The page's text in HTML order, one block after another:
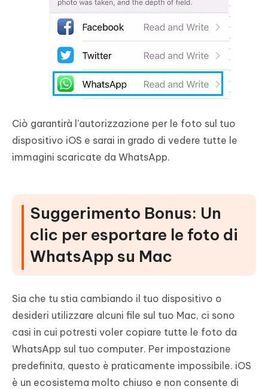
Ciò garantirà l'autorizzazione per le foto sul tuo
dispositivo iOS e sarai in grado di vedere tutte le
immagini scaricate da WhatsApp.
Suggerimento Bonus: Un
clic per esportare le foto di
WhatsApp su Mac
Sia che tu stia cambiando il tuo dispositivo o
desideri utilizzare alcuni file sul tuo Mac, ci sono
casi in cui potresti voler copiare tutte le foto da
WhatsApp sul tuo computer. Per impostazione
predefinita, questo è praticamente impossibile. iOS
è un ecosistema molto chiuso e non consente di